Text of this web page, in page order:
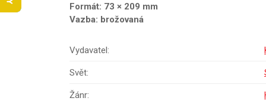
Formát: 73 × 209 mm
Vazba: brožovaná
Vydavatel:
Svět:
Žánr: